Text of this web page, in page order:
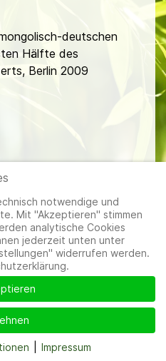
deutschen
Hälfte des
Berlin 2009
|Cookie-
notwendige und
Mit "Akzeptieren" stimmen
analytische Cookies
jederzeit unten unter
widerrufen werden.
Impressum